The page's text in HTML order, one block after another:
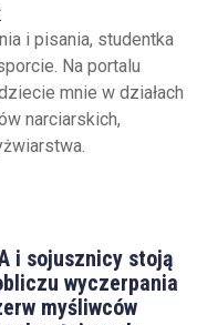
i pisania, studentka
Na portalu
mnie w działach
narciarskich,
i sojusznicy stoją
wyczerpania
myśliwców